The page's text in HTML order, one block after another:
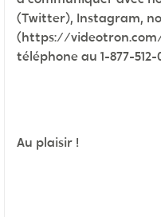
(Twitter), Instagram,
(https://
téléphone au 1-877-512-
Au plaisir !